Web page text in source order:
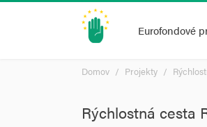
Eurofondové
Domov Projekty
Rýchlostná cesta